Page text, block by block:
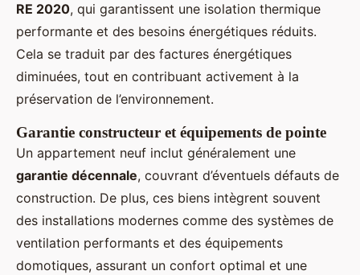
RE 2020, qui garantissent une isolation thermique
performante et des besoins énergétiques réduits.
Cela se traduit par des factures énergétiques
diminuées, tout en contribuant activement à la
préservation de l’environnement.
Garantie constructeur et équipements de pointe
Un appartement neuf inclut généralement une
garantie décennale, couvrant d’éventuels défauts de
construction. De plus, ces biens intègrent souvent
des installations modernes comme des systèmes de
ventilation performants et des équipements
domotiques, assurant un confort optimal et une